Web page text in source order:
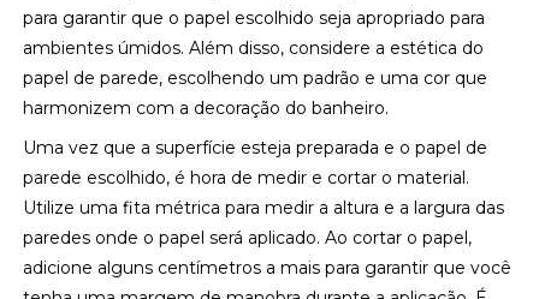
para garantir que o papel escolhido seja apropriado para
ambientes úmidos. Além disso, considere a estética do
papel de parede, escolhendo um padrão e uma cor que
harmonizem com a decoração do banheiro.
Uma vez que a superfície esteja preparada e o papel de
parede escolhido, é hora de medir e cortar o material.
Utilize uma fita métrica para medir a altura e a largura das
paredes onde o papel será aplicado. Ao cortar o papel,
adicione alguns centímetros a mais para garantir que você